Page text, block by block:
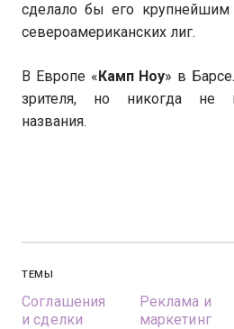
сделало бы его
североамериканских лиг.
В Европе «Камп Ноу» в
зрителя, но никогда не
названия.
ТЕМЫ
Соглашения
и сделки
Реклама и
маркетинг